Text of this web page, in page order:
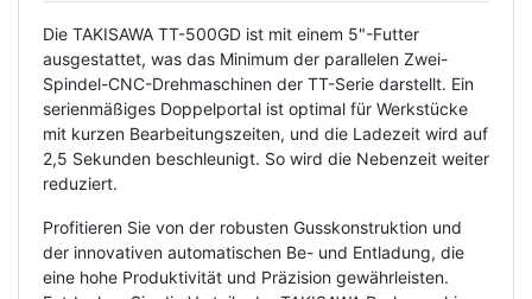
Die TAKISAWA TT-500GD ist mit einem 5"-Futter
ausgestattet, was das Minimum der parallelen Zwei-
Spindel-CNC-Drehmaschinen der TT-Serie darstellt. Ein
serienmäßiges Doppelportal ist optimal für Werkstücke
mit kurzen Bearbeitungszeiten, und die Ladezeit wird auf
2,5 Sekunden beschleunigt. So wird die Nebenzeit weiter
reduziert.
Profitieren Sie von der robusten Gusskonstruktion und
der innovativen automatischen Be- und Entladung, die
eine hohe Produktivität und Präzision gewährleisten.